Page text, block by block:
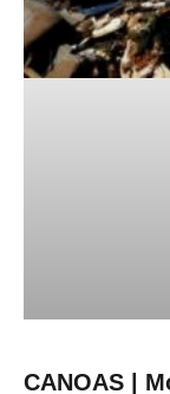
CANOAS |